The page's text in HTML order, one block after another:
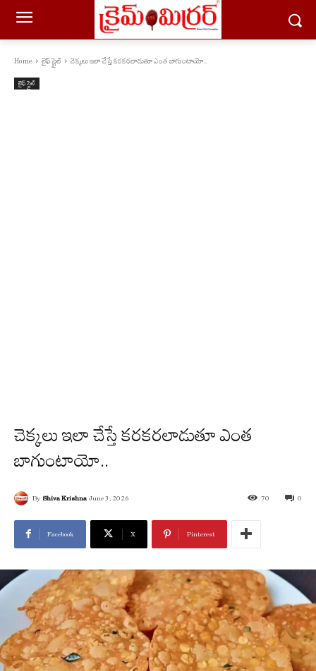
Home లైఫ్ స్టైల్ చెక్కలు ఇలా చేస్తే కరకరలాడుతూ ఎంత బాగుంటాయో..
లైఫ్ స్టైల్
చెక్కలు ఇలా చేస్తే కరకరలాడుతూ ఎంత
బాగుంటాయో..
By Shiva Krishna June 3, 2026 0
70
Facebook X Pinterest